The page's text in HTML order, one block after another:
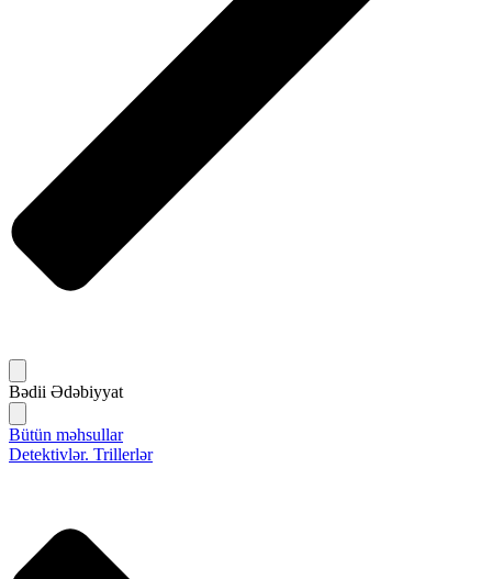
Bədii Ədəbiyyat
Bütün məhsullar
Detektivlər. Trillerlər